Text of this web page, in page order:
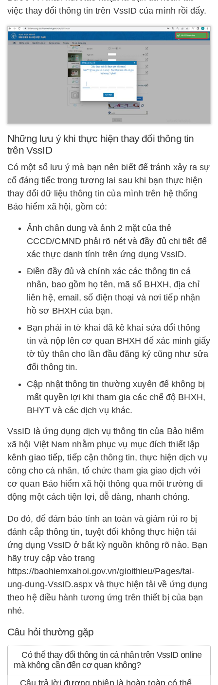
việc thay đổi thông tin trên VssID của mình rồi đấy.
Những lưu ý khi thực hiện thay đổi thông tin
trên VssID
Có một số lưu ý mà bạn nên biết để tránh xảy ra sự
cố đáng tiếc trong tương lai sau khi bạn thực hiện
thay đổi dữ liệu thông tin của mình trên hệ thống
Bảo hiểm xã hội, gồm có:
Ảnh chân dung và ảnh 2 mặt của thẻ
CCCD/CMND phải rõ nét và đầy đủ chi tiết để
xác thực danh tính trên ứng dụng VssID.
Điền đầy đủ và chính xác các thông tin cá
nhân, bao gồm họ tên, mã số BHXH, địa chỉ
liên hệ, email, số điện thoại và nơi tiếp nhận
hồ sơ BHXH của bạn.
Bạn phải in tờ khai đã kê khai sửa đổi thông
tin và nộp lên cơ quan BHXH để xác minh giấy
tờ tùy thân cho lần đầu đăng ký cũng như sửa
đổi thông tin.
Cập nhật thông tin thường xuyên để không bị
mất quyền lợi khi tham gia các chế độ BHXH,
BHYT và các dịch vụ khác.
VssID là ứng dụng dịch vụ thông tin của Bảo hiểm
xã hội Việt Nam nhằm phục vụ mục đích thiết lập
kênh giao tiếp, tiếp cận thông tin, thực hiện dịch vụ
công cho cá nhân, tổ chức tham gia giao dịch với
cơ quan Bảo hiểm xã hội thông qua môi trường di
động một cách tiện lợi, dễ dàng, nhanh chóng.
Do đó, để đảm bảo tính an toàn và giảm rủi ro bị
đánh cắp thông tin, tuyệt đối không thực hiện tải
ứng dụng VssID ở bất kỳ nguồn không rõ nào. Bạn
hãy truy cập vào trang
https://baohiemxahoi.gov.vn/gioithieu/Pages/tai-
ung-dung-VssID.aspx và thực hiện tải về ứng dụng
theo hệ điều hành tương ứng trên thiết bị của bạn
nhé.
Câu hỏi thường gặp
Có thể thay đổi thông tin cá nhân trên VssID online
mà không cần đến cơ quan không?